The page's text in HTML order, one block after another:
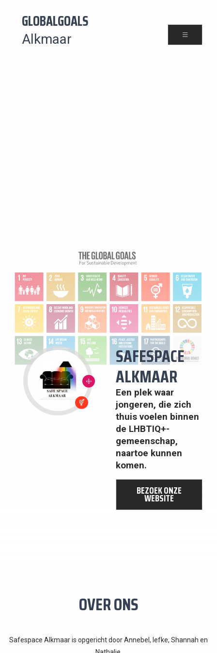
GLOBALGOALS
Alkmaar
5: GENDER
GELIJKHEID
10:
ONGELIJKHEID
VERMINDEREN
SAFESPACE
ALKMAAR
Een plek waar
jongeren, die zich
thuis voelen binnen
de LHBTIQ+-
gemeenschap,
naartoe kunnen
komen.
BEZOEK ONZE
WEBSITE
OVER ONS
Safespace Alkmaar is opgericht door Annebel, Iefke, Shannah en